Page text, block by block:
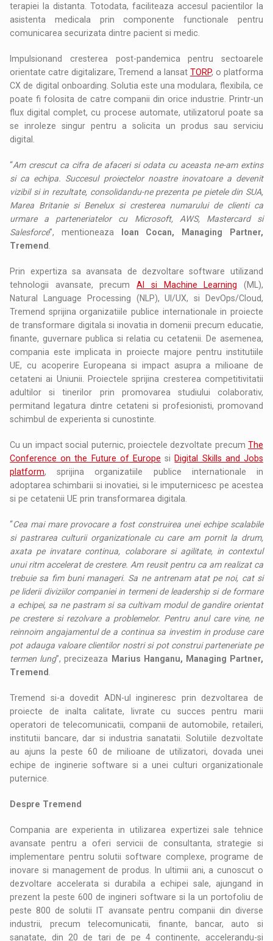
terapiei la distanta. Totodata, faciliteaza accesul pacientilor la
asistenta medicala prin componente functionale pentru
comunicarea securizata dintre pacient si medic.
Impulsionand cresterea post-pandemica pentru sectoarele
orientate catre digitalizare, Tremend a lansat TORP, o platforma
CX de digital onboarding. Solutia este una modulara, flexibila, ce
poate fi folosita de catre companii din orice industrie. Printr-un
flux digital complet, cu procese automate, utilizatorul poate sa
se inroleze singur pentru a solicita un produs sau serviciu
digital.
“Am crescut ca cifra de afaceri si odata cu aceasta ne-am extins
si ca echipa. Succesul proiectelor noastre inovatoare a devenit
vizibil si in rezultate, consolidandu-ne prezenta pe pietele din SUA,
Marea Britanie si Benelux si cresterea numarului de clienti ca
urmare a parteneriatelor cu Microsoft, AWS, Mastercard si
Salesforce”, mentioneaza
Ioan Cocan, Managing Partner,
Tremend
Prin expertiza sa avansata de dezvoltare software utilizand
tehnologii avansate, precumAI si Machine Learning (ML),
Natural Language Processing (NLP), UI/UX, si DevOps/Cloud,
Tremend sprijina organizatiile publice internationale in proiecte
de transformare digitala si inovatia in domenii precum educatie,
finante, guvernare publica si relatia cu cetatenii. De asemenea,
compania este implicata in proiecte majore pentru institutiile
UE, cu acoperire Europeana si impact asupra a milioane de
cetateni ai Uniunii. Proiectele sprijina cresterea competitivitatii
adultilor si tinerilor prin promovarea studiului colaborativ,
permitand legatura dintre cetateni si profesionisti, promovand
schimbul de experienta si cunostinte.
Cu un impact social puternic, proiectele dezvoltate precum The
Conference on the Future of Europe si Digital Skills and Jobs
platform, sprijina organizatiile publice internationale in
adoptarea schimbarii si inovatiei, si le imputernicesc pe acestea
si pe cetatenii UE prin transformarea digitala.
“Cea mai mare provocare a fost construirea unei echipe scalabile
si pastrarea culturii organizationale cu care am pornit la drum,
axata pe invatare continua, colaborare si agilitate, in contextul
unui ritm accelerat de crestere. Am reusit pentru ca am realizat ca
trebuie sa fim buni manageri. Sa ne antrenam atat pe noi, cat si
pe liderii diviziilor companiei in termeni de leadership si de formare
a echipei, sa ne pastram si sa cultivam modul de gandire orientat
pe crestere si rezolvare a problemelor. Pentru anul care vine, ne
reinnoim angajamentul de a continua sa investim in produse care
pot adauga valoare clientilor nostri si pot construi parteneriate pe
termen lung”, precizeaza
Marius Hanganu, Managing Partner,
Tremend
Tremend si-a dovedit ADN-ul ingineresc prin dezvoltarea de
proiecte de inalta calitate, livrate cu succes pentru marii
operatori de telecomunicatii, companii de automobile, retaileri,
institutii bancare, dar si industria sanatatii. Solutiile dezvoltate
au ajuns la peste 60 de milioane de utilizatori, dovada unei
echipe de inginerie software si a unei culturi organizationale
puternice.
Despre Tremend
Compania are experienta in utilizarea expertizei sale tehnice
avansate pentru a oferi servicii de consultanta, strategie si
implementare pentru solutii software complexe, programe de
inovare si management de produs. In ultimii ani, a cunoscut o
dezvoltare accelerata si durabila a echipei sale, ajungand in
prezent la peste 600 de ingineri software si la un portofoliu de
peste 800 de solutii IT avansate pentru companii din diverse
industrii, precum telecomunicatii, finante, bancar, auto si
sanatate, din 20 de tari de pe 4 continente, accelerandu-si